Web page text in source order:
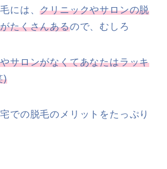
には、クリニックやサロンの脱
たくさんあるので、むしろ
サロンがなくてあなたはラッキ
)
での脱毛のメリットをたっぷり